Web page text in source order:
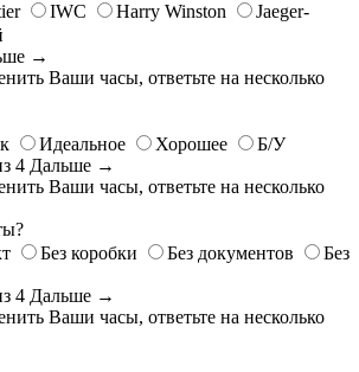
IWC Harry Winston
Jaeger-
→
Ваши часы, ответьте на несколько
Идеальное Хорошее
Б/У
4 Дальше →
Ваши часы, ответьте на несколько
Без коробки Без документов
Без
4 Дальше →
Ваши часы, ответьте на несколько